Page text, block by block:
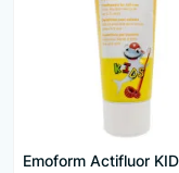
Emoform Actifluor